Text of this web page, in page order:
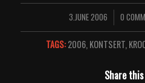
3.JUNE 2006
/ 0 /
TAGS:2006, KONTSERT,
Share